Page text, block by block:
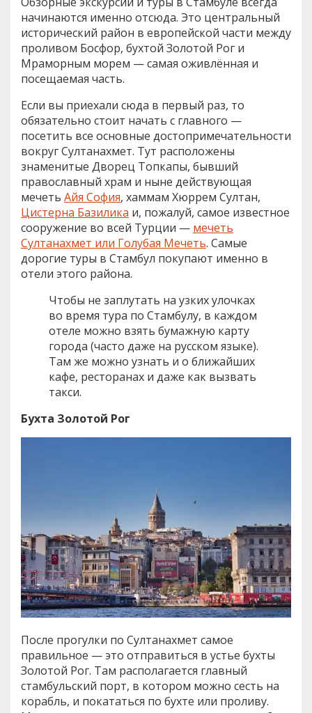
начинаются именно отсюда. Это центральный
исторический район в европейской части между
проливом Босфор, бухтой Золотой Рог и
Мраморным морем — самая оживлённая и
посещаемая часть.
Если вы приехали сюда в первый раз, то
обязательно стоит начать с главного —
посетить все основные достопримечательности
вокруг Султанахмет. Тут расположены
знаменитые Дворец Топкапы, бывший
православный храм и ныне действующая
мечеть Айя София, хаммам Хюррем Султан,
Цистерна Базилика и, пожалуй, самое известное
сооружение во всей Турции — мечеть
Султанахмет или Голубая Мечеть. Самые
дорогие туры в Стамбул покупают именно в
отели этого района.
Чтобы не заплутать на узких улочках
во время тура по Стамбулу, в каждом
отеле можно взять бумажную карту
города (часто даже на русском языке).
Там же можно узнать и о ближайших
кафе, ресторанах и даже как вызвать
такси.
Бухта Золотой Рог
После прогулки по Султанахмет самое
правильное — это отправиться в устье бухты
Золотой Рог. Там располагается главный
стамбульский порт, в котором можно сесть на
корабль, и покататься по бухте или проливу.